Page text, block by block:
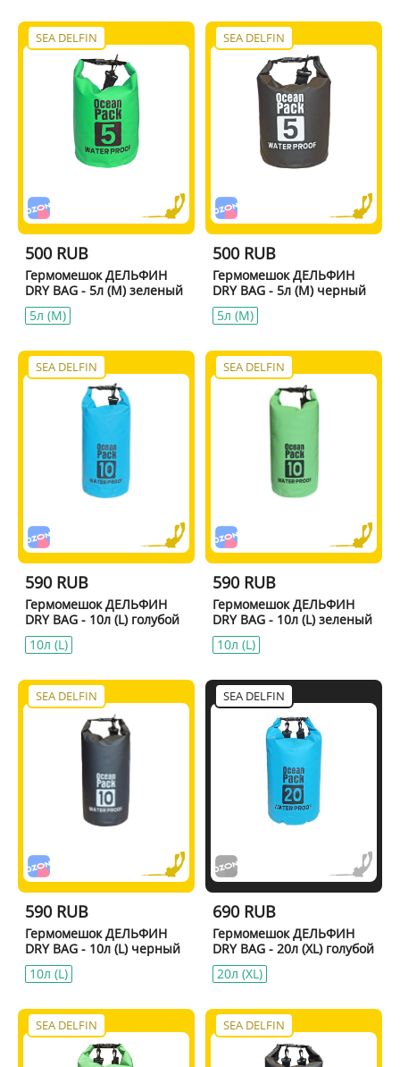
SEA DELFIN
500 RUB
Гермомешок ДЕЛЬФИН
DRY BAG - 5л (M) зеленый
5л (M)
SEA DELFIN
500 RUB
Гермомешок ДЕЛЬФИН
DRY BAG - 5л (M) черный
5л (M)
SEA DELFIN
590 RUB
Гермомешок ДЕЛЬФИН
DRY BAG - 10л (L) голубой
10л (L)
SEA DELFIN
590 RUB
Гермомешок ДЕЛЬФИН
DRY BAG - 10л (L) зеленый
10л (L)
SEA DELFIN
590 RUB
Гермомешок ДЕЛЬФИН
DRY BAG - 10л (L) черный
10л (L)
SEA DELFIN
690 RUB
Гермомешок ДЕЛЬФИН
DRY BAG - 20л (XL) голубой
20л (XL)
SEA DELFIN SEA DELFIN